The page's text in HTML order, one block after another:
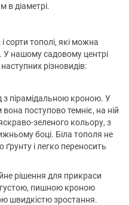
в діаметрі.
сорти тополі, які можна
нашому садовому центрі
різновидів:
пірамідальною кроною. У
вона поступово темніє, на ній
зеленого кольору, з
боці. Біла тополя не
і легко переносить
рішення для прикраси
густою, пишною кроною
швидкістю зростання.